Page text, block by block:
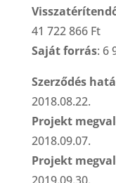
41 722 866 Ft
Saját forrás: 6
Szerződés
2018.08.22.
Projekt
2018.09.07.
Projekt